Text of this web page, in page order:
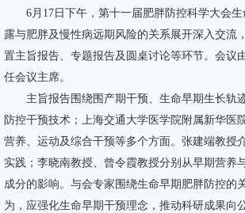
6月17日下午，第十一届肥胖防控科学大会
露与肥胖及慢性病远期风险的关系展开深入交流
置主旨报告、专题报告及圆桌讨论等环节。会议
任会议主席。
主旨报告围绕围产期干预、生命早期生长轨
防控干预技术；上海交通大学医学院附属新华医
营养、运动及综合干预等多个方面。张建端教授
实践；李晓南教授、曾令霞教授分别从早期营养
成分的影响。与会专家围绕生命早期肥胖防控的
为，应强化生命早期干预理念，推动科研成果向